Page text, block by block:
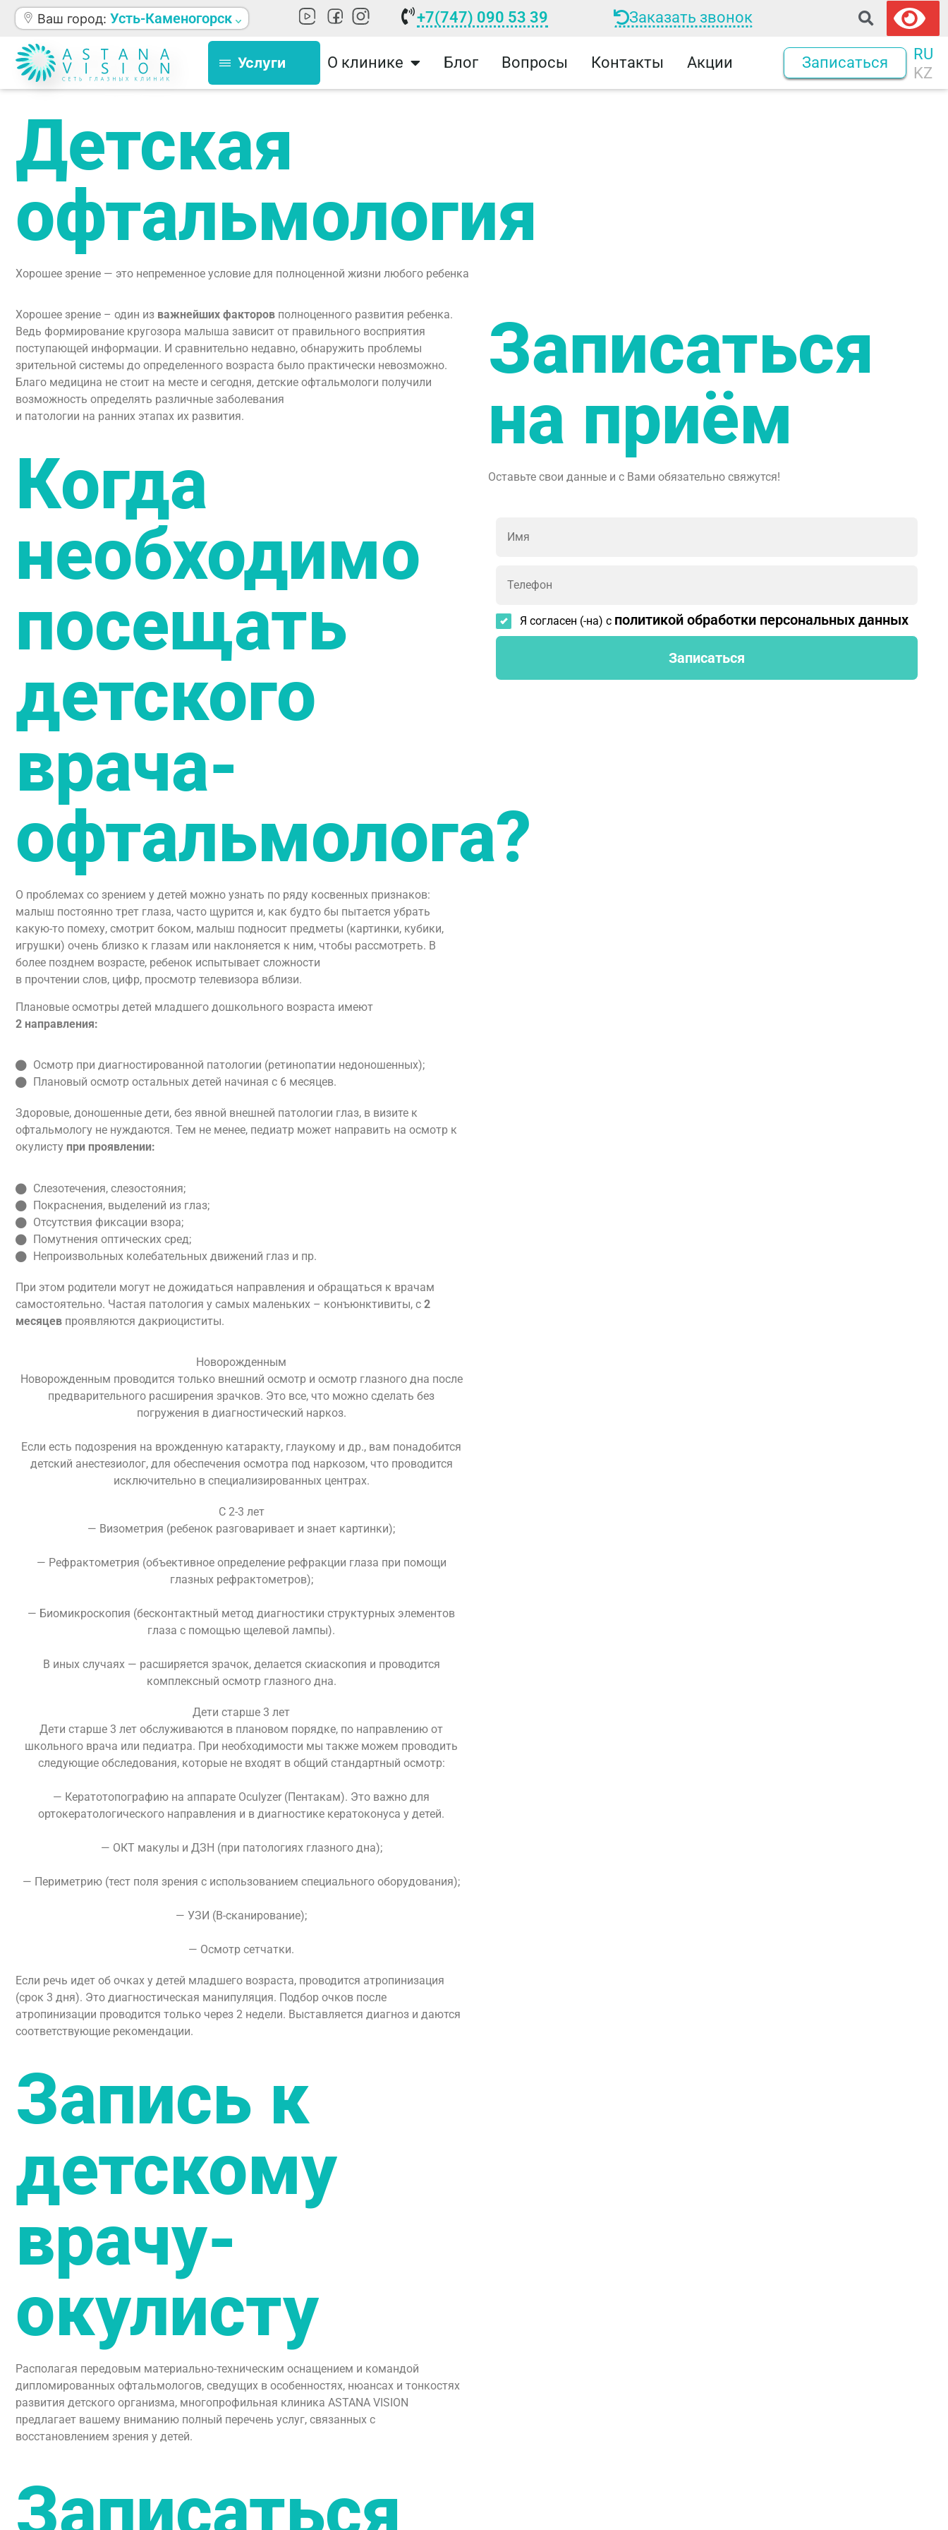
Ваш город: Усть-Каменогорск +7(747) 090 53 39 Заказать звонок
Услуги О клинике Блог Вопросы Контакты Акции Записаться
RU
KZ
Детская
офтальмология
Хорошее зрение — это непременное условие для полноценной жизни любого ребенка
Хорошее зрение – один из важнейших факторов полноценного развития ребенка.
Ведь формирование кругозора малыша зависит от правильного восприятия
поступающей информации. И сравнительно недавно, обнаружить проблемы
зрительной системы до определенного возраста было практически невозможно.
Благо медицина не стоит на месте и сегодня, детские офтальмологи получили
возможность определять различные заболевания
и патологии на ранних этапах их развития.
Когда
необходимо
посещать
детского
врача-
офтальмолога?
О проблемах со зрением у детей можно узнать по ряду косвенных признаков:
малыш постоянно трет глаза, часто щурится и, как будто бы пытается убрать
какую-то помеху, смотрит боком, малыш подносит предметы (картинки, кубики,
игрушки) очень близко к глазам или наклоняется к ним, чтобы рассмотреть. В
более позднем возрасте, ребенок испытывает сложности
в прочтении слов, цифр, просмотр телевизора вблизи.
Плановые осмотры детей младшего дошкольного возраста имеют
2 направления:
Осмотр при диагностированной патологии (ретинопатии недоношенных);
Плановый осмотр остальных детей начиная с 6 месяцев.
Здоровые, доношенные дети, без явной внешней патологии глаз, в визите к
офтальмологу не нуждаются. Тем не менее, педиатр может направить на осмотр к
окулисту при проявлении:
Слезотечения, слезостояния;
Покраснения, выделений из глаз;
Отсутствия фиксации взора;
Помутнения оптических сред;
Непроизвольных колебательных движений глаз и пр.
При этом родители могут не дожидаться направления и обращаться к врачам
самостоятельно. Частая патология у самых маленьких – конъюнктивиты, с 2
месяцев проявляются дакриоциститы.
Новорожденным
Новорожденным проводится только внешний осмотр и осмотр глазного дна после
предварительного расширения зрачков. Это все, что можно сделать без
погружения в диагностический наркоз.
Если есть подозрения на врожденную катаракту, глаукому и др., вам понадобится
детский анестезиолог, для обеспечения осмотра под наркозом, что проводится
исключительно в специализированных центрах.
С 2-3 лет
— Визометрия (ребенок разговаривает и знает картинки);
— Рефрактометрия (объективное определение рефракции глаза при помощи
глазных рефрактометров);
— Биомикроскопия (бесконтактный метод диагностики структурных элементов
глаза с помощью щелевой лампы).
В иных случаях — расширяется зрачок, делается скиаскопия и проводится
комплексный осмотр глазного дна.
Дети старше 3 лет
Дети старше 3 лет обслуживаются в плановом порядке, по направлению от
школьного врача или педиатра. При необходимости мы также можем проводить
следующие обследования, которые не входят в общий стандартный осмотр:
— Кератотопографию на аппарате Oculyzer (Пентакам). Это важно для
ортокератологического направления и в диагностике кератоконуса у детей.
— ОКТ макулы и ДЗН (при патологиях глазного дна);
— Периметрию (тест поля зрения с использованием специального оборудования);
— УЗИ (В-сканирование);
— Осмотр сетчатки.
Если речь идет об очках у детей младшего возраста, проводится атропинизация
(срок 3 дня). Это диагностическая манипуляция. Подбор очков после
атропинизации проводится только через 2 недели. Выставляется диагноз и даются
соответствующие рекомендации.
Запись к
детскому
врачу-
окулисту
Располагая передовым материально-техническим оснащением и командой
дипломированных офтальмологов, сведущих в особенностях, нюансах и тонкостях
развития детского организма, многопрофильная клиника ASTANA VISION
предлагает вашему вниманию полный перечень услуг, связанных с
восстановлением зрения у детей.
Записаться
Записаться
на приём
Оставьте свои данные и с Вами обязательно свяжутся!
Я согласен (-на) с политикой обработки персональных данных